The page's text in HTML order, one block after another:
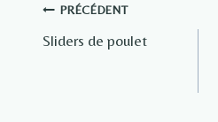
Navigation
de
PRÉCÉDENT
Sliders de poulet